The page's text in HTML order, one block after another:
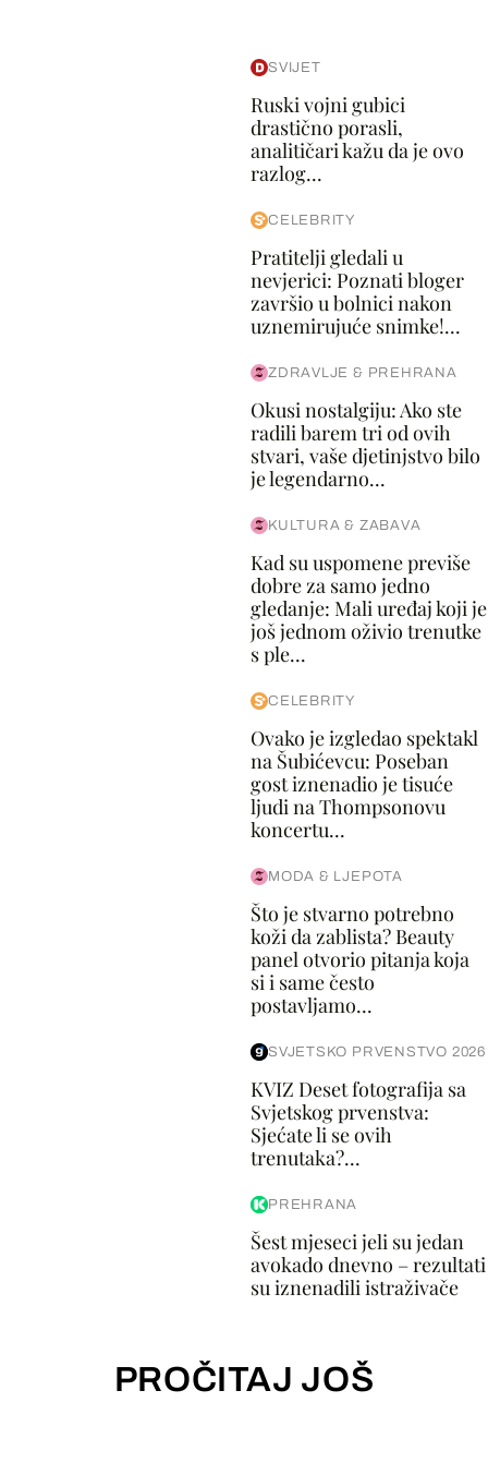
SVIJET
Ruski vojni gubici
drastično porasli,
analitičari kažu da je ovo
razlog...
CELEBRITY
Pratitelji gledali u
nevjerici: Poznati bloger
završio u bolnici nakon
uznemirujuće snimke!...
ZDRAVLJE & PREHRANA
Okusi nostalgiju: Ako ste
radili barem tri od ovih
stvari, vaše djetinjstvo bilo
je legendarno...
KULTURA & ZABAVA
Kad su uspomene previše
dobre za samo jedno
gledanje: Mali uređaj koji je
još jednom oživio trenutke
s ple...
CELEBRITY
Ovako je izgledao spektakl
na Šubićevcu: Poseban
gost iznenadio je tisuće
ljudi na Thompsonovu
koncertu...
MODA & LJEPOTA
Što je stvarno potrebno
koži da zablista? Beauty
panel otvorio pitanja koja
si i same često
postavljamo...
SVJETSKO PRVENSTVO 2026
KVIZ Deset fotografija sa
Svjetskog prvenstva:
Sjećate li se ovih
trenutaka?...
PREHRANA
Šest mjeseci jeli su jedan
avokado dnevno – rezultati
su iznenadili istraživače
PROČITAJ JOŠ